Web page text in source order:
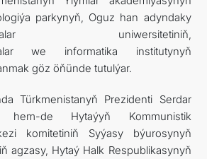
parkynyň, Oguz han adyndaky
uniwersitetiniň,
we informatika institutynyň
göz öňünde tutulýar.
Türkmenistanyň Prezidenti Serdar
hem-de Hytaýyň Kommunistik
komitetiniň Syýasy býurosynyň
agzasy, Hytaý Halk Respublikasynyň